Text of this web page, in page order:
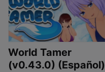
World Tamer
(v0.43.0) (Español)